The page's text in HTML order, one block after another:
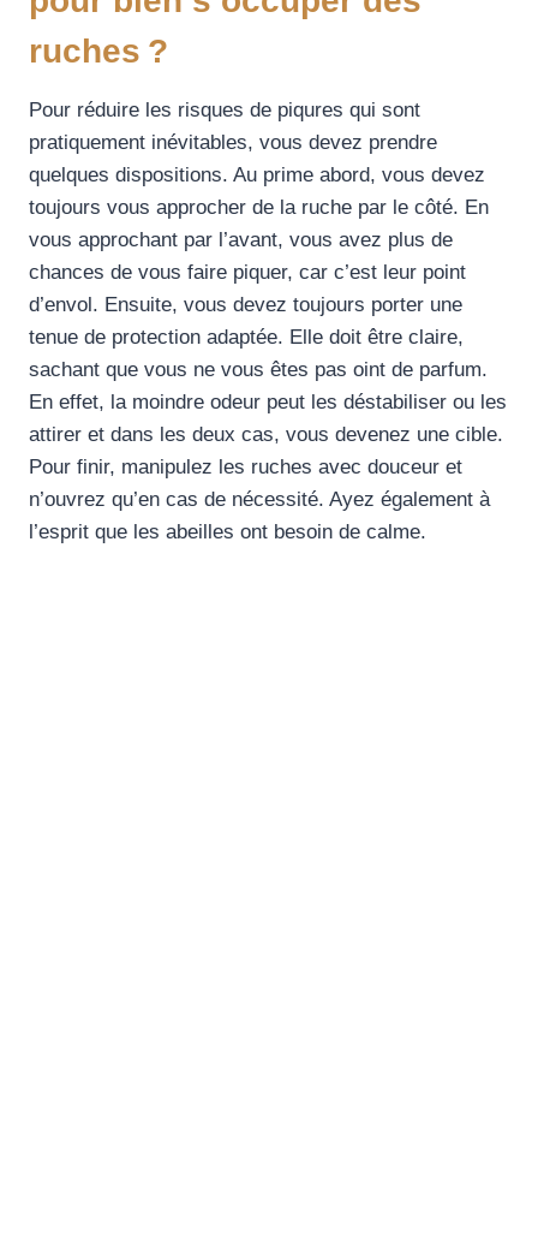
ruches ?
Pour réduire les risques de piqures qui sont
pratiquement inévitables, vous devez prendre
quelques dispositions. Au prime abord, vous devez
toujours vous approcher de la ruche par le côté. En
vous approchant par l’avant, vous avez plus de
chances de vous faire piquer, car c’est leur point
d’envol. Ensuite, vous devez toujours porter une
tenue de protection adaptée. Elle doit être claire,
sachant que vous ne vous êtes pas oint de parfum.
En effet, la moindre odeur peut les déstabiliser ou les
attirer et dans les deux cas, vous devenez une cible.
Pour finir, manipulez les ruches avec douceur et
n’ouvrez qu’en cas de nécessité. Ayez également à
l’esprit que les abeilles ont besoin de calme.